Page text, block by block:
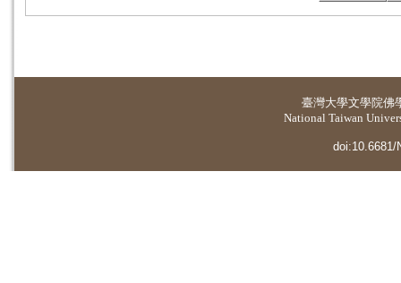
臺灣大學文學院佛
National Taiwan
doi:10.6681/